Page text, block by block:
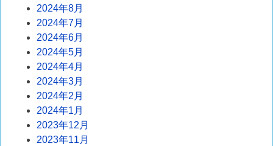
2024年8月
2024年7月
2024年6月
2024年5月
2024年4月
2024年3月
2024年2月
2024年1月
2023年12月
2023年11月